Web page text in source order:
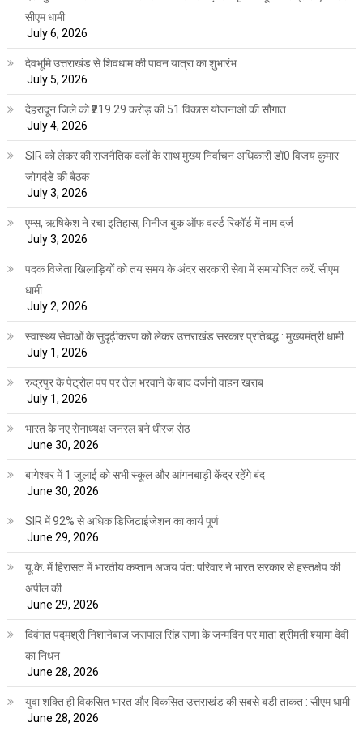
सीएम धामी
July 6, 2026
देवभूमि उत्तराखंड से शिवधाम की पावन यात्रा का शुभारंभ
July 5, 2026
देहरादून जिले को ₹219.29 करोड़ की 51 विकास योजनाओं की सौगात
July 4, 2026
SIR को लेकर की राजनैतिक दलों के साथ मुख्य निर्वाचन अधिकारी डॉ0 विजय कुमार
जोगदंडे की बैठक
July 3, 2026
एम्स, ऋषिकेश ने रचा इतिहास, गिनीज बुक ऑफ वर्ल्ड रिकॉर्ड में नाम दर्ज
July 3, 2026
पदक विजेता खिलाड़ियों को तय समय के अंदर सरकारी सेवा में समायोजित करें: सीएम
धामी
July 2, 2026
स्वास्थ्य सेवाओं के सुदृढ़ीकरण को लेकर उत्तराखंड सरकार प्रतिबद्ध : मुख्यमंत्री धामी
July 1, 2026
रुद्रपुर के पेट्रोल पंप पर तेल भरवाने के बाद दर्जनों वाहन खराब
July 1, 2026
भारत के नए सेनाध्यक्ष जनरल बने धीरज सेठ
June 30, 2026
बागेश्वर में 1 जुलाई को सभी स्कूल और आंगनबाड़ी केंद्र रहेंगे बंद
June 30, 2026
SIR में 92% से अधिक डिजिटाईजेशन का कार्य पूर्ण
June 29, 2026
यू.के. में हिरासत में भारतीय कप्तान अजय पंत: परिवार ने भारत सरकार से हस्तक्षेप की
अपील की
June 29, 2026
दिवंगत पद्मश्री निशानेबाज जसपाल सिंह राणा के जन्मदिन पर माता श्रीमती श्यामा देवी
का निधन
June 28, 2026
युवा शक्ति ही विकसित भारत और विकसित उत्तराखंड की सबसे बड़ी ताकत : सीएम धामी
June 28, 2026